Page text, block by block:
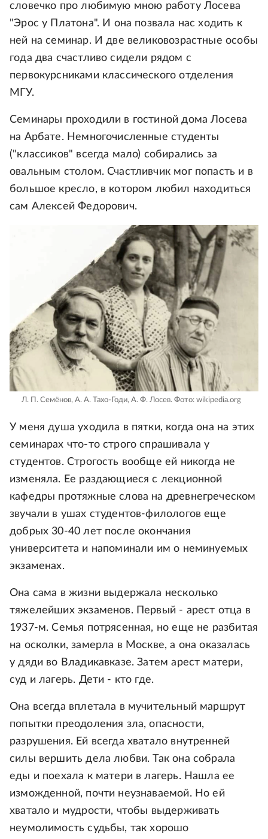
словечко про любимую мною работу Лосева
"Эрос у Платона". И она позвала нас ходить к
ней на семинар. И две великовозрастные особы
года два счастливо сидели рядом с
первокурсниками классического отделения
МГУ.
Семинары проходили в гостиной дома Лосева
на Арбате. Немногочисленные студенты
("классиков" всегда мало) собирались за
овальным столом. Счастливчик мог попасть и в
большое кресло, в котором любил находиться
сам Алексей Федорович.
Л. П. Семёнов, А. А. Тахо-Годи, А. Ф. Лосев. Фото: wikipedia.org
У меня душа уходила в пятки, когда она на этих
семинарах что-то строго спрашивала у
студентов. Строгость вообще ей никогда не
изменяла. Ее раздающиеся с лекционной
кафедры протяжные слова на древнегреческом
звучали в ушах студентов-филологов еще
добрых 30-40 лет после окончания
университета и напоминали им о неминуемых
экзаменах.
Она сама в жизни выдержала несколько
тяжелейших экзаменов. Первый - арест отца в
1937-м. Семья потрясенная, но еще не разбитая
на осколки, замерла в Москве, а она оказалась
у дяди во Владикавказе. Затем арест матери,
суд и лагерь. Дети - кто где.
Она всегда вплетала в мучительный маршрут
попытки преодоления зла, опасности,
разрушения. Ей всегда хватало внутренней
силы вершить дела любви. Так она собрала
еды и поехала к матери в лагерь. Нашла ее
изможденной, почти неузнаваемой. Но ей
хватало и мудрости, чтобы выдерживать
неумолимость судьбы, так хорошо